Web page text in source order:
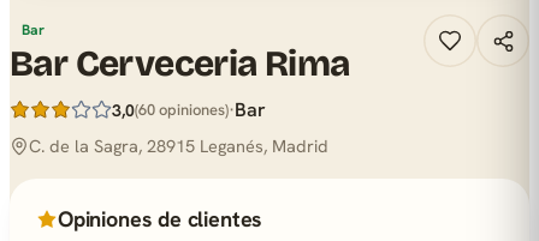
Bar
Bar Cerveceria Rima
3,0(60 opiniones)·Bar
C. de la Sagra, 28915 Leganés, Madrid
Opiniones de clientes